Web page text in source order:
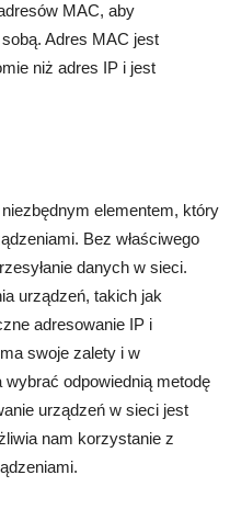
MAC, aby
Adres MAC jest
niż adres IP i jest
elementem, który
Bez właściwego
danych w sieci.
urządzeń, takich jak
adresowanie IP i
swoje zalety i w
odpowiednią metodę
urządzeń w sieci jest
nam korzystanie z